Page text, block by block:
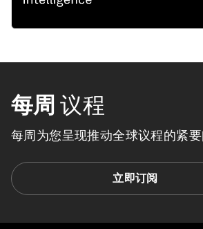
每周 议程
每周为您呈现推动全球议程的紧要
立即订阅